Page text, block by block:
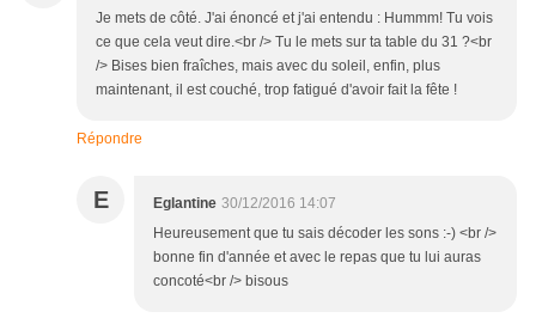
Je mets de côté. J'ai énoncé et j'ai entendu : Hummm! Tu vois
ce que cela veut dire.<br /> Tu le mets sur ta table du 31 ?<br
/> Bises bien fraîches, mais avec du soleil, enfin, plus
maintenant, il est couché, trop fatigué d'avoir fait la fête !
Répondre
E Eglantine 30/12/2016 14:07
Heureusement que tu sais décoder les sons :-) <br />
bonne fin d'année et avec le repas que tu lui auras
concoté<br /> bisous